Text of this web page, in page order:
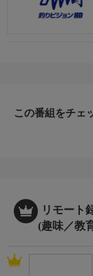
この番組をチェ
リモート
(趣味／教